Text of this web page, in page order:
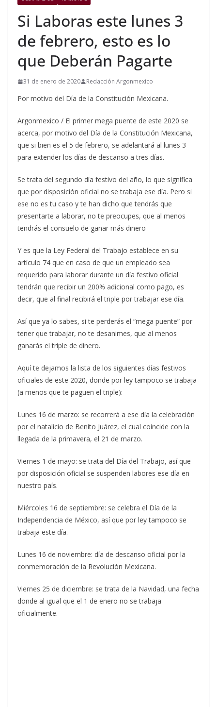
Si Laboras este lunes 3
de febrero, esto es lo
que Deberán Pagarte
31 de enero de 2020 Redacción Argonmexico
Por motivo del Día de la Constitución Mexicana.
Argonmexico / El primer mega puente de este 2020 se
acerca, por motivo del Día de la Constitución Mexicana,
que si bien es el 5 de febrero, se adelantará al lunes 3
para extender los días de descanso a tres días.
Se trata del segundo día festivo del año, lo que significa
que por disposición oficial no se trabaja ese día. Pero si
ese no es tu caso y te han dicho que tendrás que
presentarte a laborar, no te preocupes, que al menos
tendrás el consuelo de ganar más dinero
Y es que la Ley Federal del Trabajo establece en su
artículo 74 que en caso de que un empleado sea
requerido para laborar durante un día festivo oficial
tendrán que recibir un 200% adicional como pago, es
decir, que al final recibirá el triple por trabajar ese día.
Así que ya lo sabes, si te perderás el “mega puente” por
tener que trabajar, no te desanimes, que al menos
ganarás el triple de dinero.
Aquí te dejamos la lista de los siguientes días festivos
oficiales de este 2020, donde por ley tampoco se trabaja
(a menos que te paguen el triple):
Lunes 16 de marzo: se recorrerá a ese día la celebración
por el natalicio de Benito Juárez, el cual coincide con la
llegada de la primavera, el 21 de marzo.
Viernes 1 de mayo: se trata del Día del Trabajo, así que
por disposición oficial se suspenden labores ese día en
nuestro país.
Miércoles 16 de septiembre: se celebra el Día de la
Independencia de México, así que por ley tampoco se
trabaja este día.
Lunes 16 de noviembre: día de descanso oficial por la
conmemoración de la Revolución Mexicana.
Viernes 25 de diciembre: se trata de la Navidad, una fecha
donde al igual que el 1 de enero no se trabaja
oficialmente.